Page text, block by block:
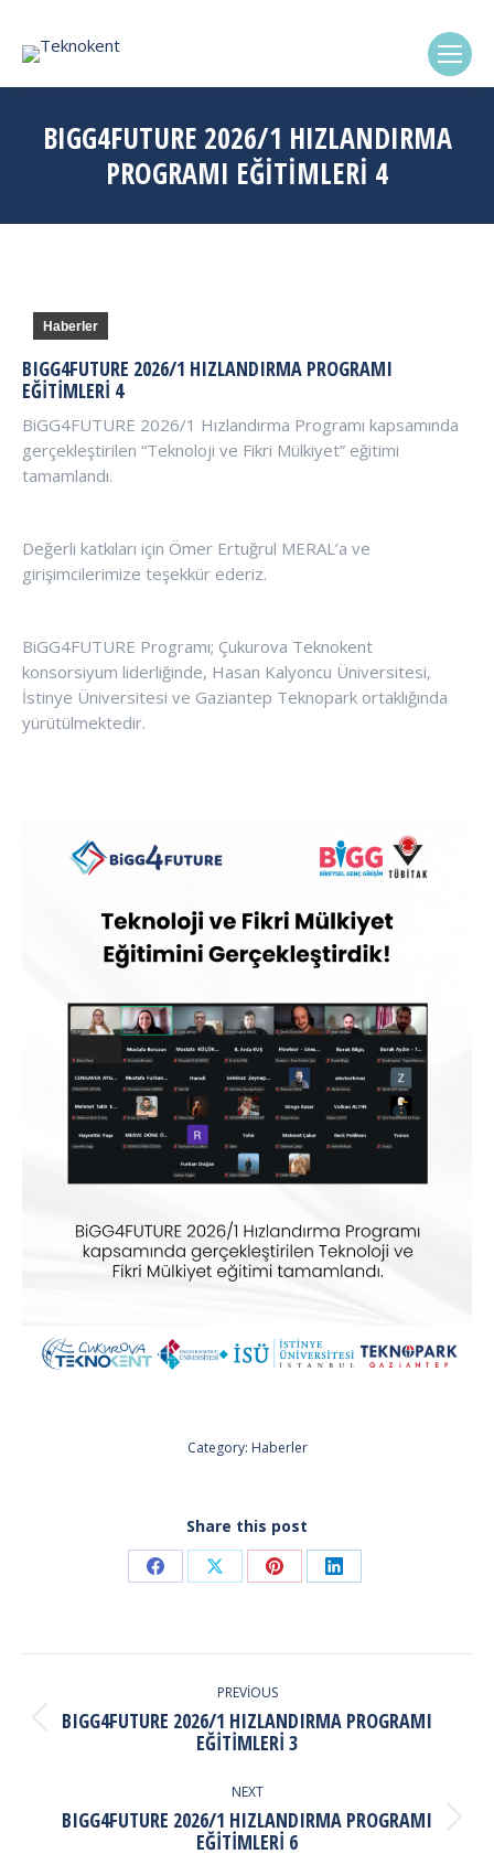
BIGG4FUTURE 2026/1 HIZLANDIRMA
PROGRAMI EĞITIMLERI 4
Haberler
BIGG4FUTURE 2026/1 HIZLANDIRMA PROGRAMI
EĞITIMLERI 4
BiGG4FUTURE 2026/1 Hızlandırma Programı kapsamında
gerçekleştirilen “Teknoloji ve Fikri Mülkiyet” eğitimi
tamamlandı.
Değerli katkıları için Ömer Ertuğrul MERAL’a ve
girişimcilerimize teşekkür ederiz.
BiGG4FUTURE Programı; Çukurova Teknokent
konsorsiyum liderliğinde, Hasan Kalyoncu Üniversitesi,
İstinye Üniversitesi ve Gaziantep Teknopark ortaklığında
yürütülmektedir.
Category: Haberler
Share this post
Share
Facebook
Share
X
Share
Pinterest
Share
LinkedIn
NAVIGATION
PREVIOUS
Previous
post:
BIGG4FUTURE 2026/1 HIZLANDIRMA PROGRAMI
EĞITIMLERI 3
NEXT
Next
post:
BIGG4FUTURE 2026/1 HIZLANDIRMA PROGRAMI
EĞITIMLERI 6